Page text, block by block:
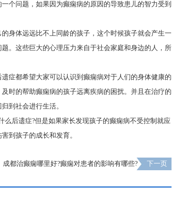
个问题，如果因为癫痫病的原因的导致患儿的智力受到
身体远远比不上同龄的孩子，这个时候孩子就会产生一
。这些巨大的心理压力来自于社会家庭和身边的人，所
症都希望大家可以认识到癫痫病对于人们的身体健康的
时的帮助癫痫病的孩子远离疾病的困扰。并且在治疗的
到社会进行生活。
么后遗症?但是如果家长发现孩子的癫痫病不受控制就应
到孩子的成长和发育。
成都治癫痫哪里好?癫痫对患者的影响有哪些? 下一页